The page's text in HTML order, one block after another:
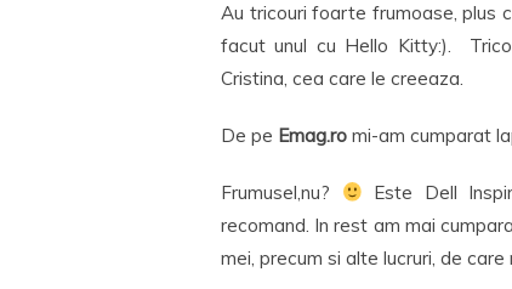
Au tricouri foarte frumoase, plus
facut unul cu Hello Kitty:).
Cristina, cea care le creeaza.
De pe Emag.ro mi-am cumparat
Frumusel,nu?
Este Dell
recomand. In rest am mai
mei, precum si alte lucruri, de